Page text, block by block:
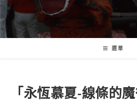
選單
「永恆慕夏-線條的